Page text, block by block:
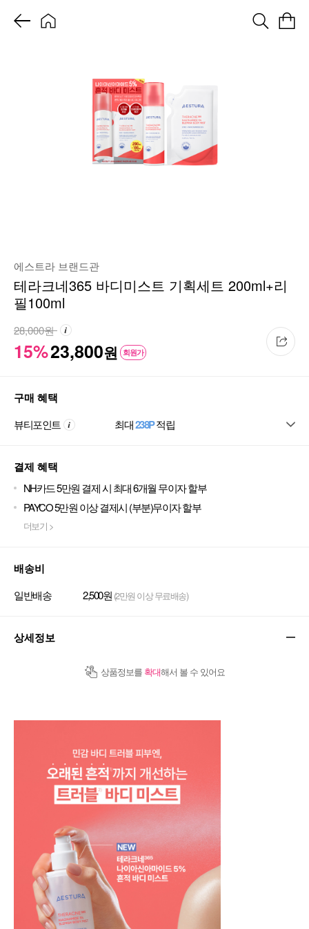
에스트라 브랜드관
테라크네365 바디미스트 기획세트 200ml+리
필100ml
15%23,800원 회원가
28,000원
구매 혜택
뷰티포인트 최대238P적립
결제 혜택
NH카드 5만원 결제 시 최대 6개월 무이자 할부
PAYCO 5만원 이상 결제시 (부분)무이자 할부
더보기 >
배송비
일반배송 2,500원 (2만원 이상 무료배송)
상세정보
상품정보를 확대해서 볼 수 있어요